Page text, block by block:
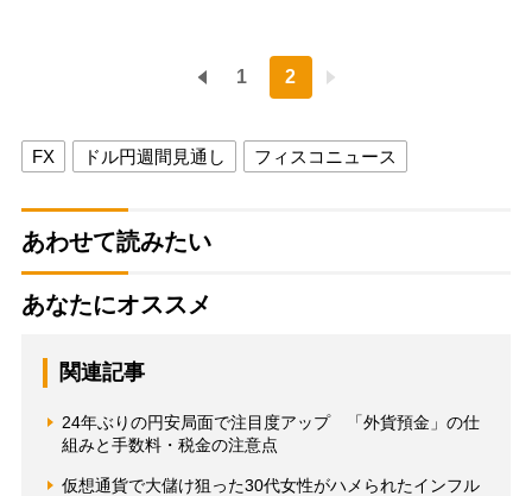
1 2
FX ドル円週間見通し フィスコニュース
あわせて読みたい
あなたにオススメ
関連記事
24年ぶりの円安局面で注目度アップ 「外貨預金」の仕
組みと手数料・税金の注意点
仮想通貨で大儲け狙った30代女性がハメられたインフル